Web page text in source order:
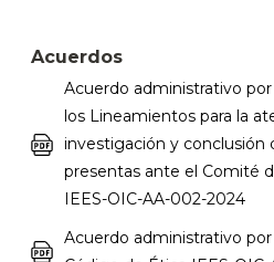
Acuerdos
Acuerdo administrativo
los Lineamientos para la
investigación y conclusión
presentas ante el Comité
IEES-OIC-AA-002-2024
Acuerdo administrativo